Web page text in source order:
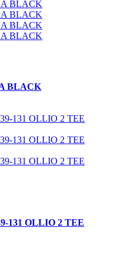
BLACK
131 OLLIO 2 TEE